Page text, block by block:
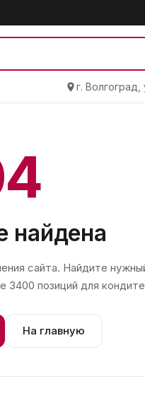
г.
найдена
сайта. Найдите
3400 позиций для
На главную